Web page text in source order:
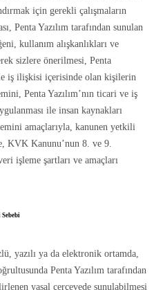
için gerekli çalışmaların
Penta Yazılım tarafından sunulan
kullanım alışkanlıkları ve
sizlere önerilmesi, Penta
ile iş ilişkisi içerisinde olan kişilerin
Penta Yazılım’nın ticari ve iş
ile insan kaynakları
amaçlarıyla, kanunen yetkili
KVK Kanunu’nun 8. ve 9.
işleme şartları ve amaçları
yazılı ya da elektronik ortamda,
Penta Yazılım tarafından
yasal çerçevede sunulabilmesi